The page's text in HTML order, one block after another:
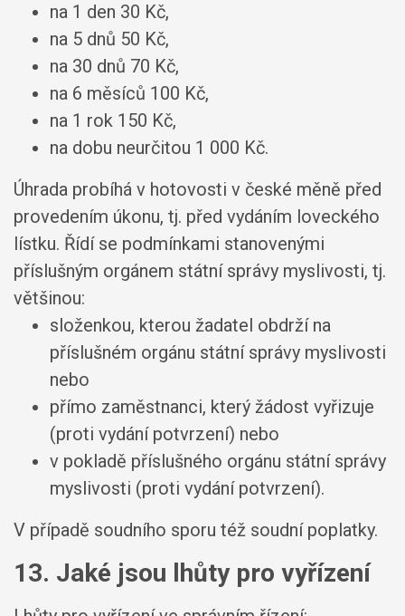
na 1 den 30 Kč,
na 5 dnů 50 Kč,
na 30 dnů 70 Kč,
na 6 měsíců 100 Kč,
na 1 rok 150 Kč,
na dobu neurčitou 1 000 Kč.
Úhrada probíhá v hotovosti v české měně před
provedením úkonu, tj. před vydáním loveckého
lístku. Řídí se podmínkami stanovenými
příslušným orgánem státní správy myslivosti, tj.
většinou:
složenkou, kterou žadatel obdrží na
příslušném orgánu státní správy myslivosti
nebo
přímo zaměstnanci, který žádost vyřizuje
(proti vydání potvrzení) nebo
v pokladě příslušného orgánu státní správy
myslivosti (proti vydání potvrzení).
V případě soudního sporu též soudní poplatky.
13. Jaké jsou lhůty pro vyřízení